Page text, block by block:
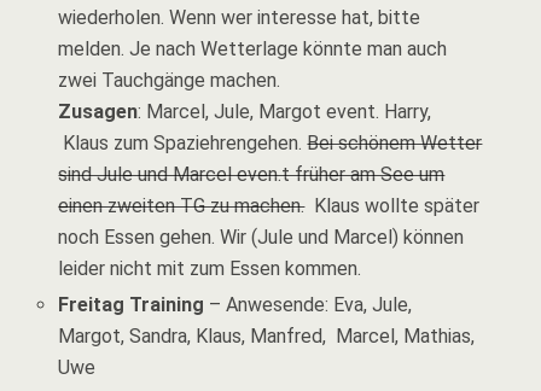
wiederholen. Wenn wer interesse hat, bitte
melden. Je nach Wetterlage könnte man auch
zwei Tauchgänge machen.
Zusagen: Marcel, Jule, Margot event. Harry,
Klaus zum Spaziehrengehen.Bei schönem Wetter
sind Jule und Marcel even.t früher am See um
einen zweiten TG zu machen.Klaus wollte später
noch Essen gehen. Wir (Jule und Marcel) können
leider nicht mit zum Essen kommen.
Freitag Training – Anwesende: Eva, Jule,
Margot, Sandra, Klaus, Manfred, Marcel, Mathias,
Uwe